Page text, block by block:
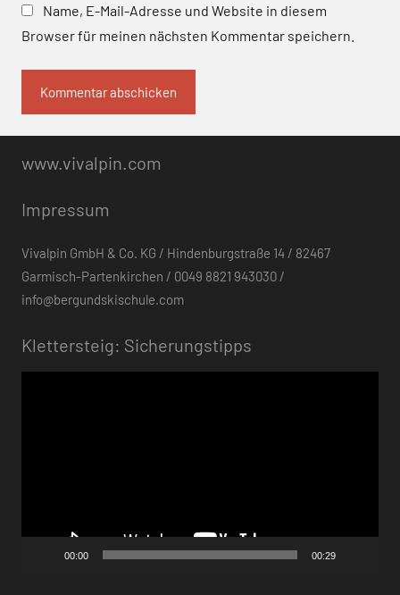
Name, E-Mail-Adresse und Website in diesem
Browser für meinen nächsten Kommentar speichern.
www.vivalpin.com
Impressum
Vivalpin GmbH & Co. KG / Hindenburgstraße 14 / 82467
Garmisch-Partenkirchen / 0049 8821 943030 /
info@bergundskischule.com
Klettersteig: Sicherungstipps
00:00 00:29